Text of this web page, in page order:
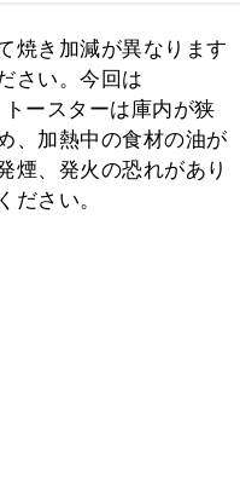
焼き加減が異なります
さい。今回は
ースターは庫内が狭
、加熱中の食材の油が
煙、発火の恐れがあり
ださい。